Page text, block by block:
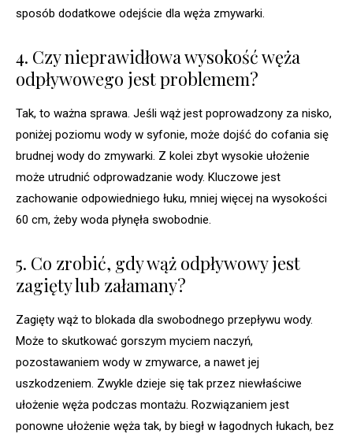
sposób dodatkowe odejście dla węża zmywarki.
4. Czy nieprawidłowa wysokość węża
odpływowego jest problemem?
Tak, to ważna sprawa. Jeśli wąż jest poprowadzony za nisko,
poniżej poziomu wody w syfonie, może dojść do cofania się
brudnej wody do zmywarki. Z kolei zbyt wysokie ułożenie
może utrudnić odprowadzanie wody. Kluczowe jest
zachowanie odpowiedniego łuku, mniej więcej na wysokości
60 cm, żeby woda płynęła swobodnie.
5. Co zrobić, gdy wąż odpływowy jest
zagięty lub załamany?
Zagięty wąż to blokada dla swobodnego przepływu wody.
Może to skutkować gorszym myciem naczyń,
pozostawaniem wody w zmywarce, a nawet jej
uszkodzeniem. Zwykle dzieje się tak przez niewłaściwe
ułożenie węża podczas montażu. Rozwiązaniem jest
ponowne ułożenie węża tak, by biegł w łagodnych łukach, bez